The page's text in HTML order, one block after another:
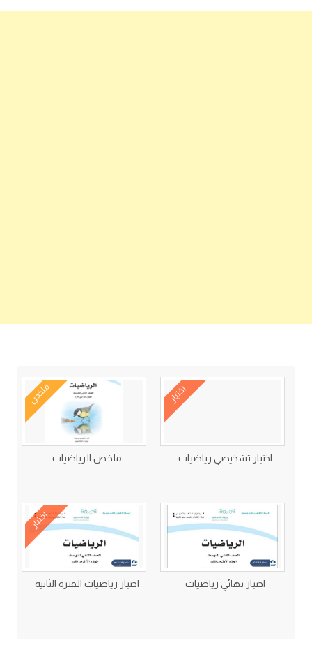
اختبار
اختبار تشخيصي رياضيات
ملخص
ملخص الرياضيات
اختبار نهائي رياضيات
اختبار
اختبار رياضيات الفترة الثانية